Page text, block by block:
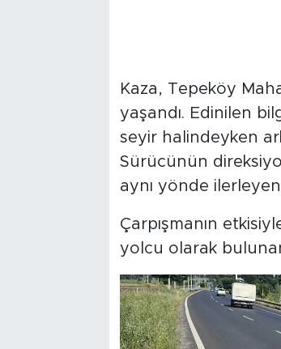
Kaza, Tepeköy
yaşandı. Edinilen
seyir halindeyken
Sürücünün
aynı yönde ilerleyen
Çarpışmanın
yolcu olarak